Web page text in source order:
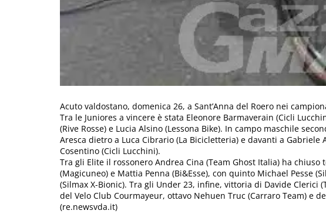
Acuto valdostano, domenica 26, a Sant’Anna del Roero nei
Tra le Juniores a vincere è stata Eleonore Barmaverain (Cicli
(Rive Rosse) e Lucia Alsino (Lessona Bike). In campo maschile
Aresca dietro a Luca Cibrario (La Bicicletteria) e davanti a Gabriele
Cosentino (Cicli Lucchini).
Tra gli Elite il rossonero Andrea Cina (Team Ghost Italia) ha
(Magicuneo) e Mattia Penna (Bi&Esse), con quinto Michael Pesse
(Silmax X-Bionic). Tra gli Under 23, infine, vittoria di Davide Clerici
del Velo Club Courmayeur, ottavo Nehuen Truc (Carraro Team) e
(re.newsvda.it)